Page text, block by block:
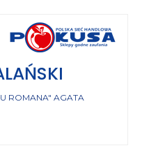
ROMANA" AGATA